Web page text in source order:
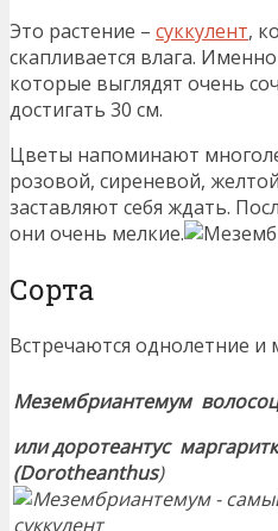
Это растение – суккулент,
скапливается влага.
которые выглядят очень
достигать 30 см.
Цветы напоминают
розовой, сиреневой,
заставляют себя ждать.
они очень мелкие.
Сорта
Встречаются однолетние
Мезембриантемум
или доротеантус
(Dorotheanthus)